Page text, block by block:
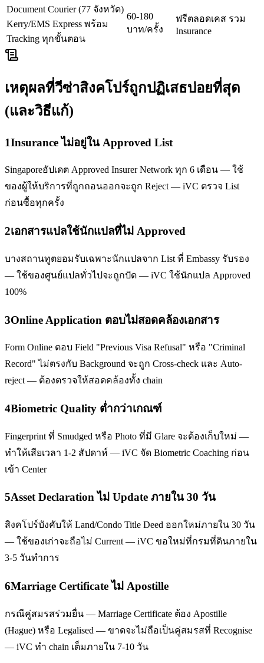
Document Courier (77 จังหวัด)
Kerry/EMS Express พร้อม
Tracking ทุกขั้นตอน
60-180
บาท/ครั้ง
ฟรีตลอดเคส รวม
Insurance
เหตุผลที่วีซ่าสิงคโปร์ถูกปฏิเสธบ่อยที่สุด
(และวิธีแก้)
1Insurance ไม่อยู่ใน Approved List
Singaporeอัปเดต Approved Insurer Network ทุก 6 เดือน — ใช้
ของผู้ให้บริการที่ถูกถอนออกจะถูก Reject — iVC ตรวจ List
ก่อนซื้อทุกครั้ง
2เอกสารแปลใช้นักแปลที่ไม่ Approved
บางสถานทูตยอมรับเฉพาะนักแปลจาก List ที่ Embassy รับรอง
— ใช้ของศูนย์แปลทั่วไปจะถูกปัด — iVC ใช้นักแปล Approved
100%
3Online Application ตอบไม่สอดคล้องเอกสาร
Form Online ตอบ Field "Previous Visa Refusal" หรือ "Criminal
Record" ไม่ตรงกับ Background จะถูก Cross-check และ Auto-
reject — ต้องตรวจให้สอดคล้องทั้ง chain
4Biometric Quality ต่ำกว่าเกณฑ์
Fingerprint ที่ Smudged หรือ Photo ที่มี Glare จะต้องเก็บใหม่ —
ทำให้เสียเวลา 1-2 สัปดาห์ — iVC จัด Biometric Coaching ก่อน
เข้า Center
5Asset Declaration ไม่ Update ภายใน 30 วัน
สิงคโปร์บังคับให้ Land/Condo Title Deed ออกใหม่ภายใน 30 วัน
— ใช้ของเก่าจะถือไม่ Current — iVC ขอใหม่ที่กรมที่ดินภายใน
3-5 วันทำการ
6Marriage Certificate ไม่ Apostille
กรณีคู่สมรสร่วมยื่น — Marriage Certificate ต้อง Apostille
(Hague) หรือ Legalised — ขาดจะไม่ถือเป็นคู่สมรสที่ Recognise
— iVC ทำ chain เต็มภายใน 7-10 วัน